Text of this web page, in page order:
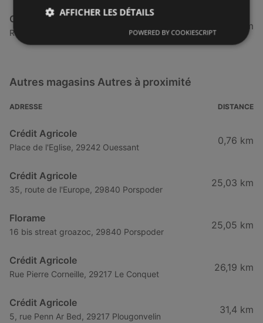
Optic 2000
Route de Gouesnou, 29200 Brest
46,57 km
Autres magasins Autres à proximité
ADRESSE DISTANCE
Crédit Agricole
Place de l'Eglise, 29242 Ouessant
0,76 km
Crédit Agricole
35, route de l'Europe, 29840 Porspoder
25,03 km
Florame
16 bis streat groazoc, 29840 Porspoder
25,05 km
Crédit Agricole
Rue Pierre Corneille, 29217 Le Conquet
26,19 km
Crédit Agricole
5, rue Penn Ar Bed, 29217 Plougonvelin
31,4 km
AFFICHER LES DÉTAILS
POWERED BY COOKIESCRIPT